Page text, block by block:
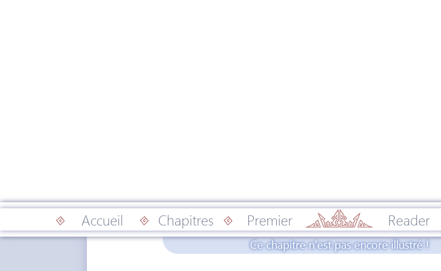
Accueil Chapitres Premier Reader
Ce chapitre n'est pas encore illustré !